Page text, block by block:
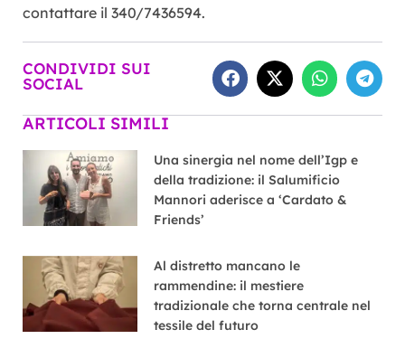
contattare il 340/7436594.
CONDIVIDI SUI
SOCIAL
ARTICOLI SIMILI
Una sinergia nel nome dell’Igp e
della tradizione: il Salumificio
Mannori aderisce a ‘Cardato &
Friends’
Al distretto mancano le
rammendine: il mestiere
tradizionale che torna centrale nel
tessile del futuro